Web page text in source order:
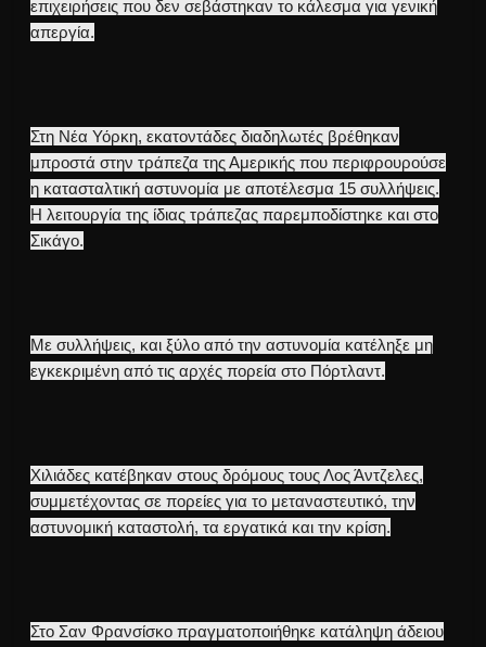
επιχειρήσεις που δεν σεβάστηκαν το κάλεσμα για γενική
απεργία.
Στη Νέα Υόρκη, εκατοντάδες διαδηλωτές βρέθηκαν
μπροστά στην τράπεζα της Αμερικής που περιφρουρούσε
η κατασταλτική αστυνομία με αποτέλεσμα 15 συλλήψεις.
Η λειτουργία της ίδιας τράπεζας παρεμποδίστηκε και στο
Σικάγο.
Με συλλήψεις, και ξύλο από την αστυνομία κατέληξε μη
εγκεκριμένη από τις αρχές πορεία στο Πόρτλαντ.
Χιλιάδες κατέβηκαν στους δρόμους τους Λος Άντζελες,
συμμετέχοντας σε πορείες για το μεταναστευτικό, την
αστυνομική καταστολή, τα εργατικά και την κρίση.
Στο Σαν Φρανσίσκο πραγματοποιήθηκε κατάληψη άδειου